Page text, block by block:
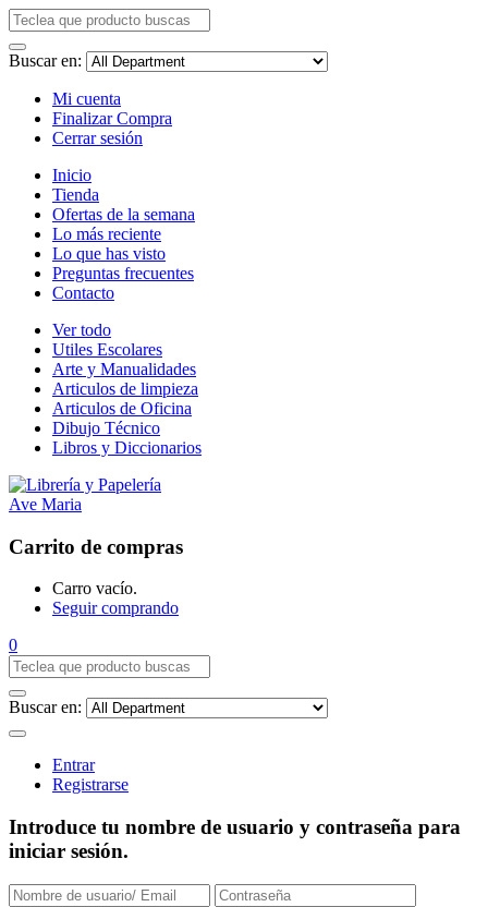
Buscar en:
Mi cuenta
Finalizar Compra
Cerrar sesión
Inicio
Tienda
Ofertas de la semana
Lo más reciente
Lo que has visto
Preguntas frecuentes
Contacto
Ver todo
Utiles Escolares
Arte y Manualidades
Articulos de limpieza
Articulos de Oficina
Dibujo Técnico
Libros y Diccionarios
Carrito de compras
Carro vacío.
Seguir comprando
0
Buscar en:
Entrar
Registrarse
Introduce tu nombre de usuario y contraseña para
iniciar sesión.